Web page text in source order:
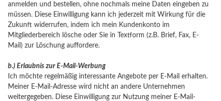
anmelden und bestellen, ohne nochmals meine Daten eingeben zu
müssen. Diese Einwilligung kann ich jederzeit mit Wirkung für die
Zukunft widerrufen, indem ich mein Kundenkonto im
Mitgliederbereich lösche oder Sie in Textform (z.B. Brief, Fax, E-
Mail) zur Löschung auffordere.
b.) Erlaubnis zur E-Mail-Werbung
Ich möchte regelmäßig interessante Angebote per E-Mail erhalten.
Meiner E-Mail-Adresse wird nicht an andere Unternehmen
weitergegeben. Diese Einwilligung zur Nutzung meiner E-Mail-